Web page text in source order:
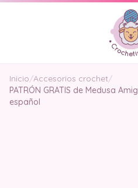
Inicio/Accesorios crochet/
PATRÓN GRATIS de Medusa
español